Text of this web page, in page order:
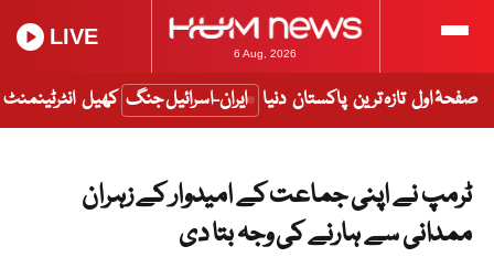
6 Aug, 2026
LIVE
صفحۂ اول تازہ ترین پاکستان دنیا ایران-اسرائیل جنگ کھیل انٹرٹینمنٹ
ٹرمپ نے اپنی جماعت کے امیدوار کے زہران
ممدانی سے ہارنے کی وجہ بتا دی